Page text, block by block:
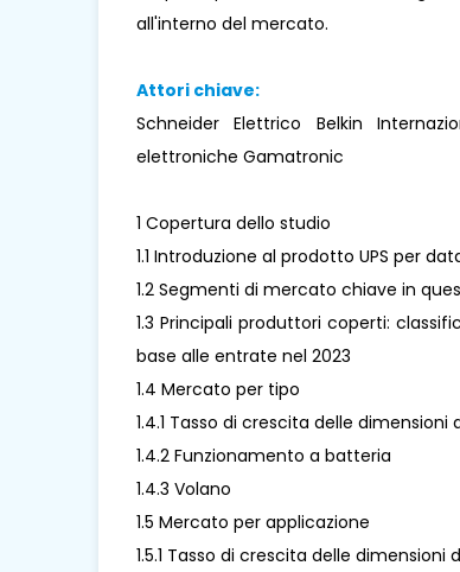
all'interno del mercato.
Attori chiave:
Schneider Elettrico Belkin
elettroniche Gamatronic
1 Copertura dello studio
1.1 Introduzione al prodotto UPS per
1.2 Segmenti di mercato chiave in
1.3 Principali produttori coperti:
base alle entrate nel 2023
1.4 Mercato per tipo
1.4.1 Tasso di crescita delle
1.4.2 Funzionamento a batteria
1.4.3 Volano
1.5 Mercato per applicazione
1.5.1 Tasso di crescita delle